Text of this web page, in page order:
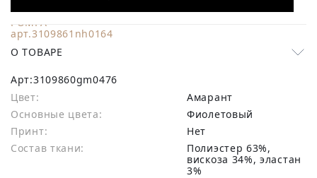
О ТОВАРЕ
Арт:3109860gm0476
Цвет:
Амарант
Основные цвета:
фиолетовый
Принт:
Нет
Состав ткани:
полиэстер 63%,
вискоза 34%, эластан
3%